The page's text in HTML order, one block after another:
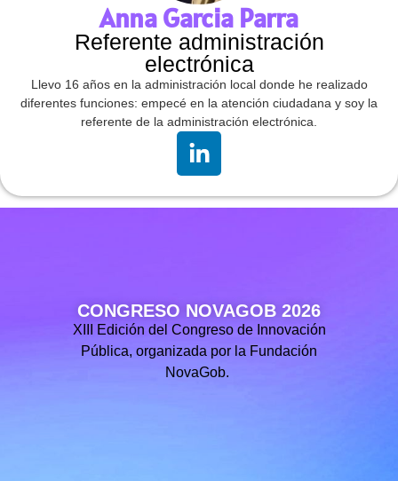
Anna Garcia Parra
Referente administración
electrónica
Llevo 16 años en la administración local donde he realizado
diferentes funciones: empecé en la atención ciudadana y soy la
referente de la administración electrónica.
CONGRESO NOVAGOB 2026
XIII Edición del Congreso de Innovación
Pública, organizada por la Fundación
NovaGob.